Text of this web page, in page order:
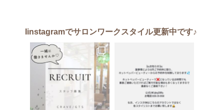
Iinstagramでサロンワークスタイル更新中です♪